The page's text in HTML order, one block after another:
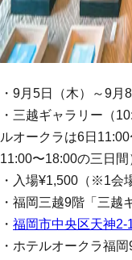
・9月5日（木）～9月8
・三越ギャラリー（
ルオークラは6日
11:00〜18:00の三日間
・入場¥1,500（※1会
・福岡三越9階「三越
・ 福岡市中央区天神2-
・ホテルオークラ福岡